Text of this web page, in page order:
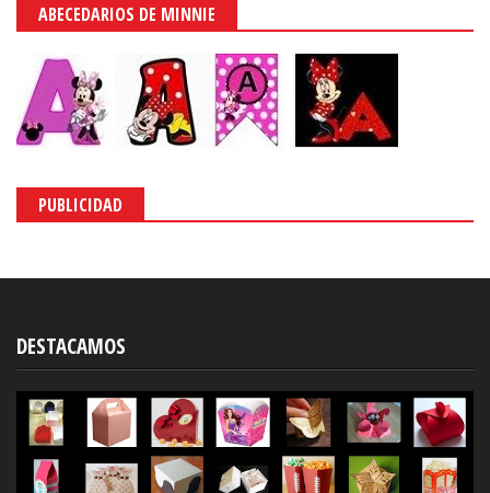
ABECEDARIOS DE MINNIE
PUBLICIDAD
DESTACAMOS